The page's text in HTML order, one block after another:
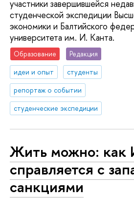
участники завершившейся
студенческой экспедиции
экономики и Балтийского
университета им. И. Канта.
Образование
Редакция
идеи и опыт
студенты
репортаж о событии
студенческие экспедиции
Жить можно: как
справляется с
санкциями